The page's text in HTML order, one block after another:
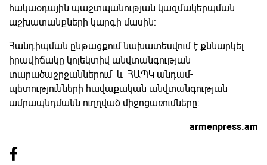
հակաօդային պաշտպանության կազմակերպման
աշխատանքների կարգի մասին:
Հանդիպման ընթացքում նախատեսվում է քննարկել
իրավիճակը կոլեկտիվ անվտանգության
տարածաշրջաններում և ՀԱՊԿ անդամ-
պետությունների հավաքական անվտանգության
ամրապնդմանն ուղղված միջոցառումները:
armenpress.am